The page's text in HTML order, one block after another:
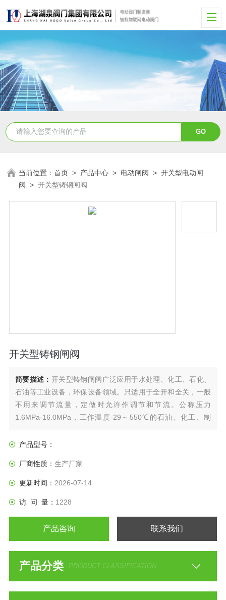
当前位置：首页 > 产品中心 > 电动闸阀 >开关型电动闸
阀 >开关型铸钢闸阀
开关型铸钢闸阀
简要描述： 开关型铸钢闸阀广泛应用于水处理、化工、石化、
石油等工业设备，环保设备领域。只适用于全开和全关，一般
不用来调节流量，定做时允许作调节和节流。公称压力
1.6MPa-16.0MPa，工作温度-29～550℃的石油、化工、制
质。
产品型号：
厂商性质： 生产厂家
更新时间： 2026-07-14
访 问 量： 1228
产品咨询 联系我们
产品分类 PRODUCT CLASSIFICATION